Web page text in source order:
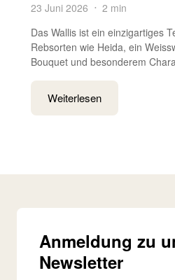
23 Juni 2026
2 min
Das Wallis ist ein einzigartiges
Rebsorten wie Heida, ein
Bouquet und besonderem
Weiterlesen
Anmeldung zu
Newsletter